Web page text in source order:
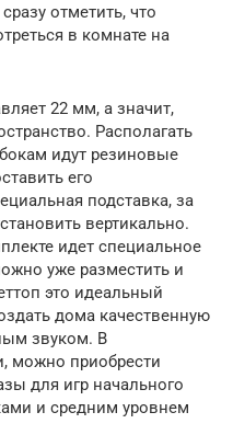
отметить, что
в комнате на
22 мм, а значит,
Располагать
идут резиновые
его
подставка, за
вертикально.
идет специальное
уже разместить и
это идеальный
дома качественную
звуком. В
можно приобрести
для игр начального
и средним уровнем